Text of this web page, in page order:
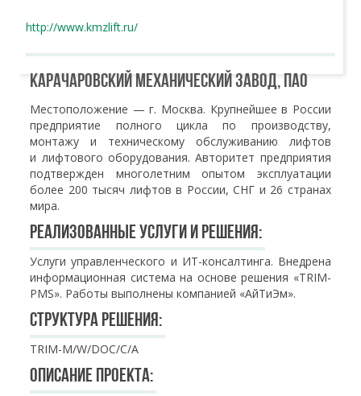
http://www.kmzlift.ru/
Карачаровский механический завод, ПАО
Местоположение — г. Москва. Крупнейшее в России
предприятие полного цикла по производству,
монтажу и техническому обслуживанию лифтов
и лифтового оборудования. Авторитет предприятия
подтвержден многолетним опытом эксплуатации
более 200 тысяч лифтов в России, СНГ и 26 странах
мира.
Реализованные услуги и решения:
Услуги управленческого и ИТ-консалтинга. Внедрена
информационная система на основе решения «TRIM-
PMS». Работы выполнены компанией «АйТиЭм».
Структура решения:
TRIM-M/W/DOC/C/A
Описание проекта: